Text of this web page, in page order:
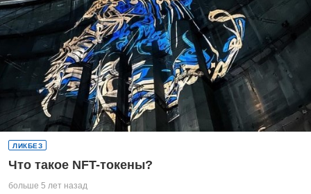
ЛИКБЕЗ
Что такое NFT-токены?
больше 5 лет назад